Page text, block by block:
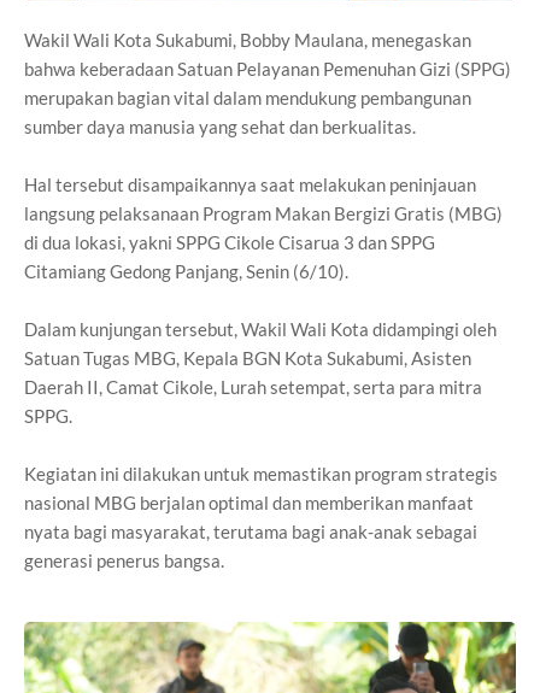
Wakil Wali Kota Sukabumi, Bobby Maulana, menegaskan
bahwa keberadaan Satuan Pelayanan Pemenuhan Gizi (SPPG)
merupakan bagian vital dalam mendukung pembangunan
sumber daya manusia yang sehat dan berkualitas.
Hal tersebut disampaikannya saat melakukan peninjauan
langsung pelaksanaan Program Makan Bergizi Gratis (MBG)
di dua lokasi, yakni SPPG Cikole Cisarua 3 dan SPPG
Citamiang Gedong Panjang, Senin (6/10).
Dalam kunjungan tersebut, Wakil Wali Kota didampingi oleh
Satuan Tugas MBG, Kepala BGN Kota Sukabumi, Asisten
Daerah II, Camat Cikole, Lurah setempat, serta para mitra
SPPG.
Kegiatan ini dilakukan untuk memastikan program strategis
nasional MBG berjalan optimal dan memberikan manfaat
nyata bagi masyarakat, terutama bagi anak-anak sebagai
generasi penerus bangsa.